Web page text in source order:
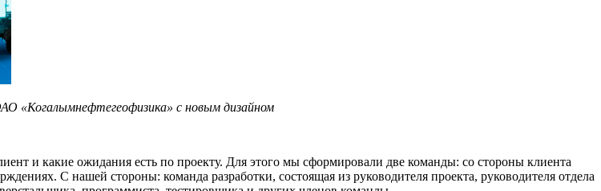
«Когалымнефтегеофизика» с новым дизайном
и какие ожидания есть по проекту. Для этого мы сформировали две команды: со стороны клиента
С нашей стороны: команда разработки, состоящая из руководителя проекта, руководителя отдела